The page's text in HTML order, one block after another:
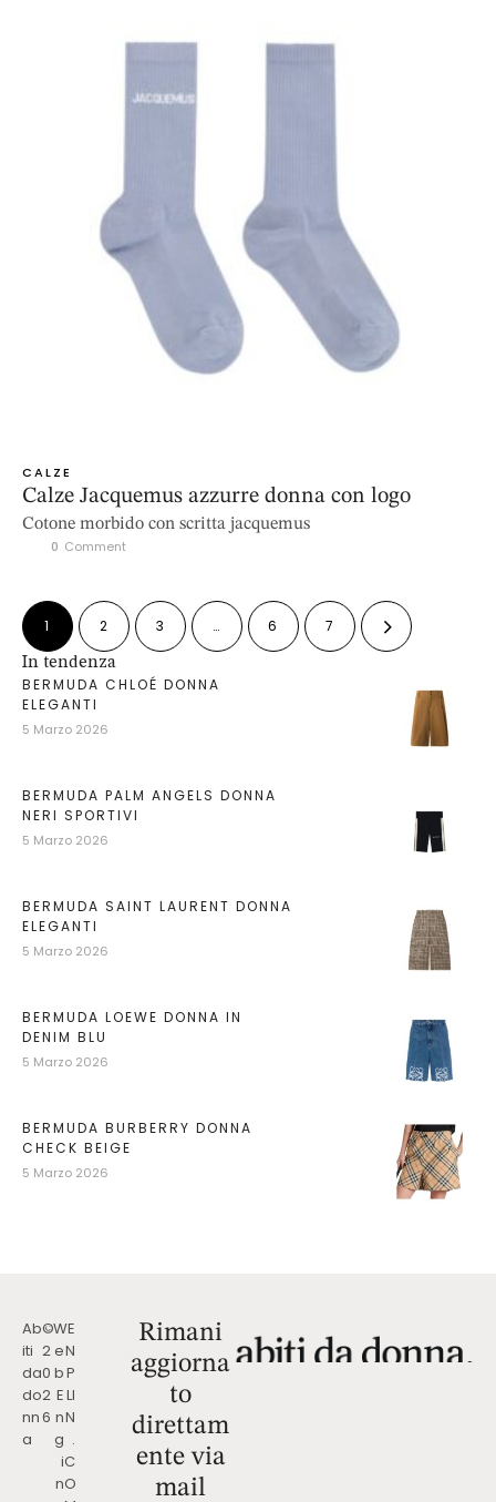
CALZE
Calze Jacquemus azzurre donna con logo
Cotone morbido con scritta jacquemus
0 Comment
1 2 3 … 6 7
In tendenza
BERMUDA CHLOÉ DONNA
ELEGANTI
5 Marzo 2026
BERMUDA PALM ANGELS DONNA
NERI SPORTIVI
5 Marzo 2026
BERMUDA SAINT LAURENT DONNA
ELEGANTI
5 Marzo 2026
BERMUDA LOEWE DONNA IN
DENIM BLU
5 Marzo 2026
BERMUDA BURBERRY DONNA
CHECK BEIGE
5 Marzo 2026
Ab
iti
da
do
nn
a
©
2
0
2
6
W
e
b
E
n
g
i
n
E
N
P
LI
N
.
C
O
Rimani
aggiorna
to
direttam
ente via
mail